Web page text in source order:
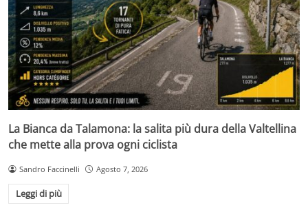
La Bianca da Talamona: la salita più dura della Valtellina
che mette alla prova ogni ciclista
Sandro Faccinelli Agosto 7, 2026
Leggi di più